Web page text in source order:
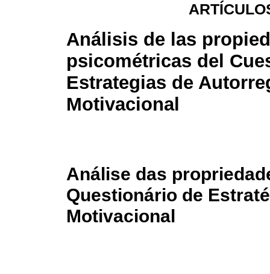
Análisis de las
psicométricas del
Estrategias de
Motivacional
Análise das
Questionário de
Motivacional